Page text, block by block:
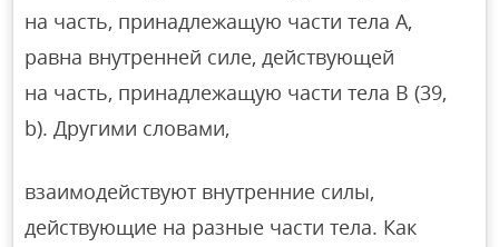
на часть, принадлежащую части тела A,
равна внутренней силе, действующей
на часть, принадлежащую части тела B (39,
b). Другими словами,
взаимодействуют внутренние силы,
действующие на разные части тела. Как